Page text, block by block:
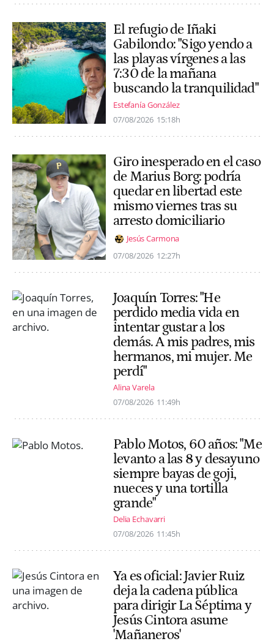
El refugio de Iñaki
Gabilondo: "Sigo yendo a
las playas vírgenes a las
7:30 de la mañana
buscando la tranquilidad"
Estefanía González
07/08/2026 15:18h
Giro inesperado en el caso
de Marius Borg: podría
quedar en libertad este
mismo viernes tras su
arresto domiciliario
Jesús Carmona
07/08/2026 12:27h
Joaquín Torres: "He
perdido media vida en
intentar gustar a los
demás. A mis padres, mis
hermanos, mi mujer. Me
perdí"
Alina Varela
07/08/2026 11:49h
Pablo Motos, 60 años: "Me
levanto a las 8 y desayuno
siempre bayas de goji,
nueces y una tortilla
grande"
Delia Echavarri
07/08/2026 11:45h
Ya es oficial: Javier Ruiz
deja la cadena pública
para dirigir La Séptima y
Jesús Cintora asume
'Mañaneros'